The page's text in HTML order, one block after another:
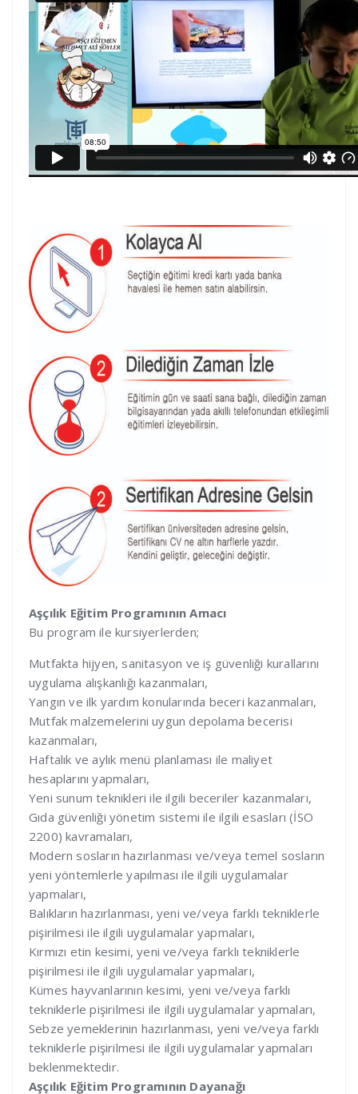
Aşçılık Eğitim Programının Amacı
Bu program ile kursiyerlerden;
Mutfakta hijyen, sanitasyon ve iş güvenliği kurallarını
uygulama alışkanlığı kazanmaları,
Yangın ve ilk yardım konularında beceri kazanmaları,
Mutfak malzemelerini uygun depolama becerisi
kazanmaları,
Haftalık ve aylık menü planlaması ile maliyet
hesaplarını yapmaları,
Yeni sunum teknikleri ile ilgili beceriler kazanmaları,
Gıda güvenliği yönetim sistemi ile ilgili esasları (İSO
2200) kavramaları,
Modern sosların hazırlanması ve/veya temel sosların
yeni yöntemlerle yapılması ile ilgili uygulamalar
yapmaları,
Balıkların hazırlanması, yeni ve/veya farklı tekniklerle
pişirilmesi ile ilgili uygulamalar yapmaları,
Kırmızı etin kesimi, yeni ve/veya farklı tekniklerle
pişirilmesi ile ilgili uygulamalar yapmaları,
Kümes hayvanlarının kesimi, yeni ve/veya farklı
tekniklerle pişirilmesi ile ilgili uygulamalar yapmaları,
Sebze yemeklerinin hazırlanması, yeni ve/veya farklı
tekniklerle pişirilmesi ile ilgili uygulamalar yapmaları
beklenmektedir.
Aşçılık Eğitim Programının Dayanağı